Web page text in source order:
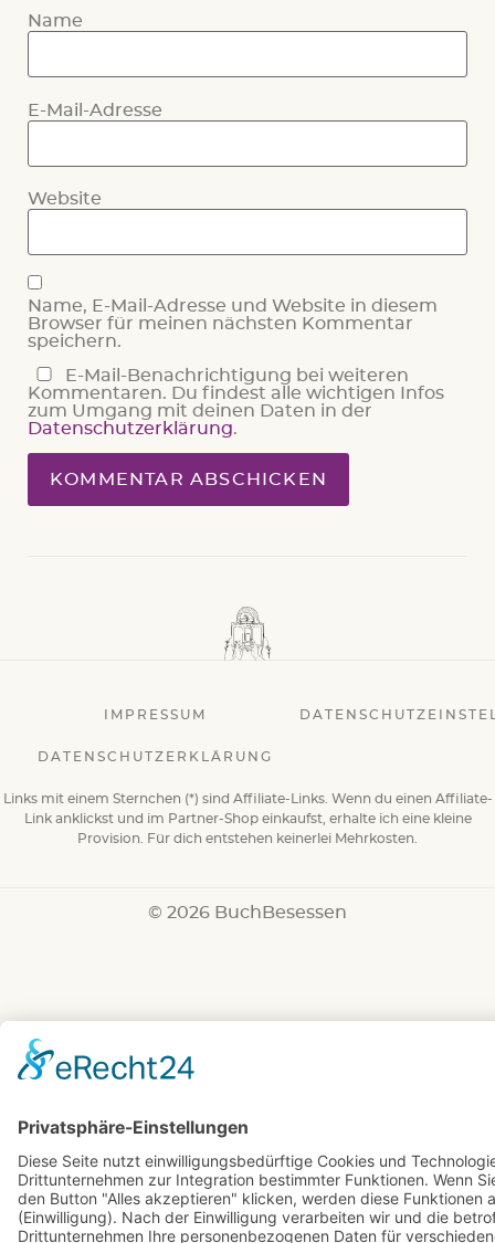
Name
E-Mail-Adresse
Website
Name, E-Mail-Adresse und Website in diesem
Browser für meinen nächsten Kommentar
speichern.
E-Mail-Benachrichtigung bei weiteren
Kommentaren. Du findest alle wichtigen Infos
zum Umgang mit deinen Daten in der
Datenschutzerklärung.
IMPRESSUM
DATENSCHUTZERKLÄRUNG
Links mit einem Sternchen (*) sind Affiliate-Links. Wenn du einen Affiliate-
Link anklickst und im Partner-Shop einkaufst, erhalte ich eine kleine
Provision. Für dich entstehen keinerlei Mehrkosten.
© 2026 BuchBesessen